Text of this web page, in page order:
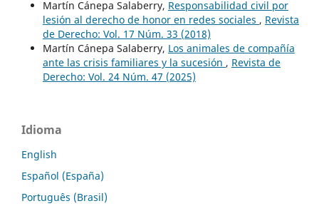
Martín Cánepa Salaberry, Responsabilidad civil por
lesión al derecho de honor en redes sociales , Revista
de Derecho: Vol. 17 Núm. 33 (2018)
Martín Cánepa Salaberry, Los animales de compañía
ante las crisis familiares y la sucesión , Revista de
Derecho: Vol. 24 Núm. 47 (2025)
Idioma
English
Español (España)
Português (Brasil)